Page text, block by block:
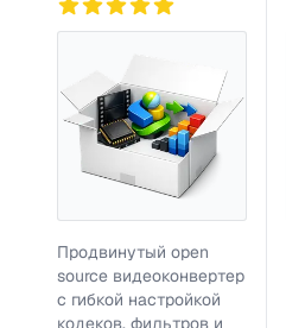
Продвинутый open
source видеоконвертер
с гибкой настройкой
кодеков, фильтров и